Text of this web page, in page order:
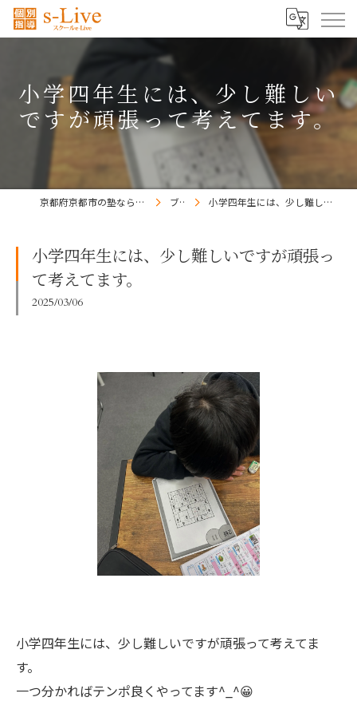
小学四年生には、少し難しい
ですが頑張って考えてます。
京都府京都市の塾ならs-Liveきょうと梅小路校 ブログ 小学四年生には、少し難しいですが頑張って考えてます。
小学四年生には、少し難しいですが頑張っ
て考えてます。
2025/03/06
小学四年生には、少し難しいですが頑張って考えてま
す。
一つ分かればテンポ良くやってます^_^😀